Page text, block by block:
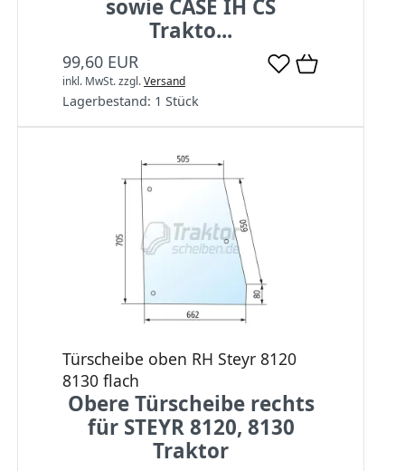
sowie CASE IH CS
Trakto...
99,60 EUR
inkl. MwSt.zzgl.Versand
Lagerbestand: 1 Stück
Türscheibe oben RH Steyr 8120
8130 flach
Obere Türscheibe rechts
für STEYR 8120, 8130
Traktor